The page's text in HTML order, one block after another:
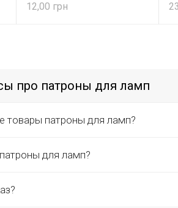
12,00
про патроны для ламп
товары патроны для ламп?
для ламп?